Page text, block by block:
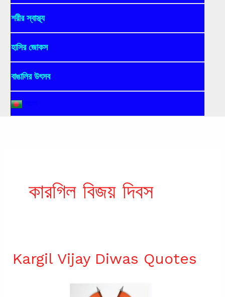
শরীর স্বাস্থ্য
হাসির জোকস
বাঙালির উৎসব
কারগিল বিজয় দিবস
Kargil Vijay Diwas Quotes